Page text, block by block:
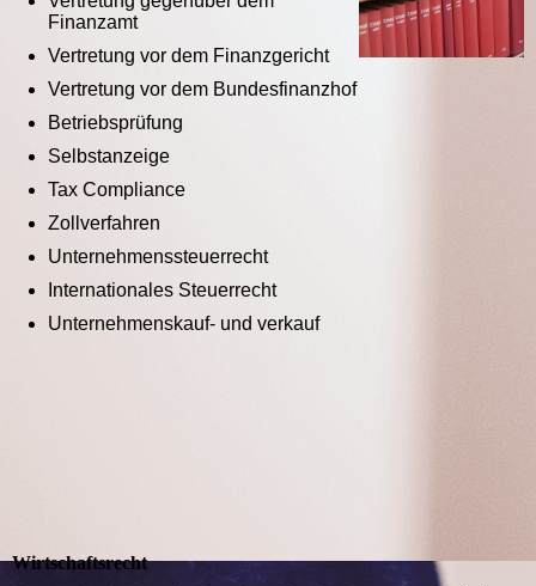
Finanzamt
Vertretung vor dem Finanzgericht
Vertretung vor dem Bundesfinanzhof
Betriebsprüfung
Selbstanzeige
Tax Compliance
Zollverfahren
Unternehmenssteuerrecht
Internationales Steuerrecht
Unternehmenskauf- und verkauf
Wirtschaftsrecht